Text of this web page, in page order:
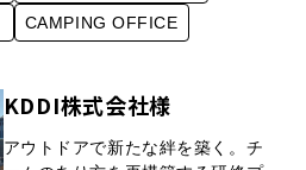
CAMPING OFFICE
KDDI株式会社様
アウトドアで新たな絆を築く。チ